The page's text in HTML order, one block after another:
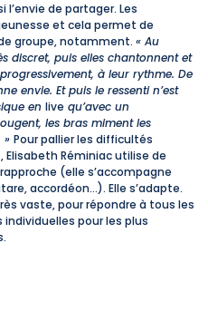
de partager. Les
et cela permet de
groupe, notamment. « Au
discret, puis elles chantonnent et
à leur rythme. De
envie. Et puis le ressenti n’est
en live qu’avec un
les bras miment les
» Pour pallier les difficultés
Réminiac utilise de
(elle s’accompagne
accordéon…). Elle s’adapte.
vaste, pour répondre à tous les
pour les plus